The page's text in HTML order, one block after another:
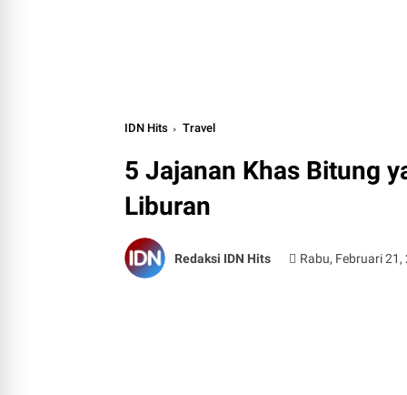
IDN Hits Travel
5 Jajanan Khas Bitung
Liburan
Redaksi IDN Hits Rabu, Februari 21,